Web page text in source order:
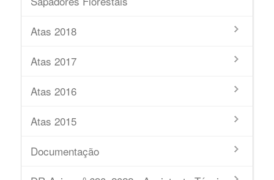
Atas 2018
Atas 2017
Atas 2016
Atas 2015
Documentação